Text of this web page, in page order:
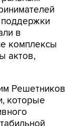
поддержки
в
комплексы
актов,
Решетников
которые